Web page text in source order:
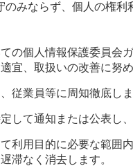
みならず、個人の権
の個人情報保護委員会
宜、取扱いの改善に努め
従業員等に周知徹底し
して通知または公表し
利用目的に必要な範囲
滞なく消去します。